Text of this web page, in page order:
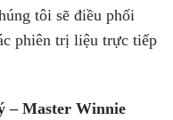
tôi sẽ điều phối
phiên trị liệu trực tiếp
– Master Winnie